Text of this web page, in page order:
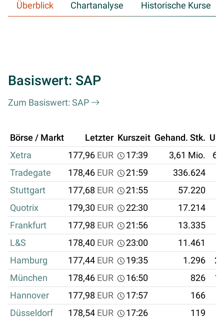
Überblick Chartanalyse Historische Kurse
Basiswert: SAP
Zum Basiswert: SAP
Börse / Markt Letzter Kurszeit Gehand. Stk.
Xetra
177,96 EUR 17:39 3,61 Mio.
Tradegate
178,46 EUR 21:59 336.624
Stuttgart
177,68 EUR 21:55 57.220
Quotrix
179,30 EUR 22:30 17.214
Frankfurt
177,98 EUR 21:56 13.335
L&S
178,40 EUR 23:00 11.461
Hamburg
177,44 EUR 19:35 1.296
München
178,46 EUR 16:50 826
Hannover
177,98 EUR 17:57 166
Düsseldorf
178,54 EUR 17:26 119